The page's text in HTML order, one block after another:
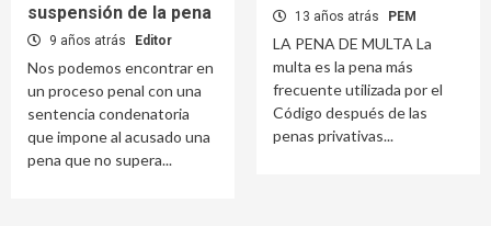
suspensión de la pena
9 años atrás Editor
Nos podemos encontrar en
un proceso penal con una
sentencia condenatoria
que impone al acusado una
pena que no supera...
13 años atrás PEM
LA PENA DE MULTA La
multa es la pena más
frecuente utilizada por el
Código después de las
penas privativas...